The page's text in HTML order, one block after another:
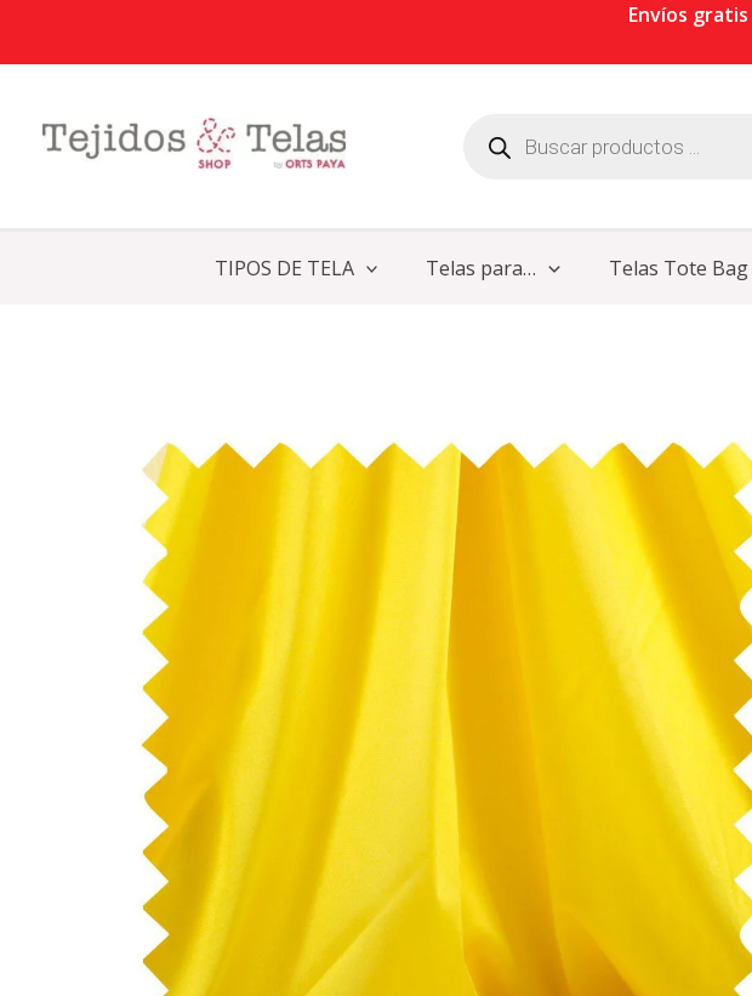
Envíos gratis
TIPOS DE TELA Telas para… Telas Tote Bag